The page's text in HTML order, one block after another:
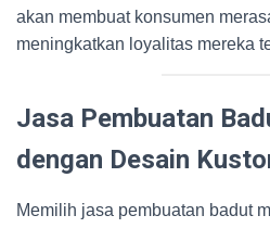
akan membuat konsumen
meningkatkan loyalitas mereka
Jasa Pembuatan
dengan Desain
Memilih jasa pembuatan badut